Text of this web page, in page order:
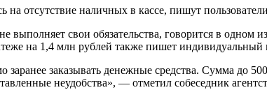
отсутствие наличных в кассе, пишут
выполняет свои обязательства, говорится в одном
на 1,4 млн рублей также пишет индивидуальный
заказывать денежные средства. Сумма до
неудобства», — отметил собеседник